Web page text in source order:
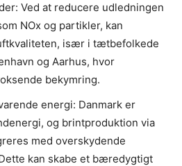
Ved at reducere udledningen
NOx og partikler, kan
især i tætbefolkede
og Aarhus, hvor
bekymring.
energi: Danmark er
og brintproduktion via
med overskydende
kan skabe et bæredygtigt